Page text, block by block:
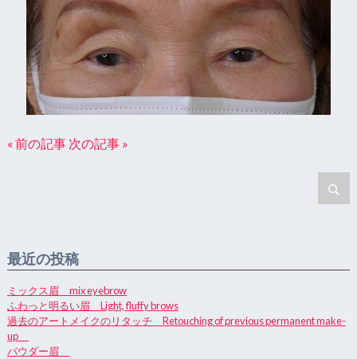
« 前の記事 次の記事 »
最近の投稿
ミックス眉 mix eyebrow
ふわっと明るい眉 Light, fluffy brows
過去のアートメイクのリタッチ Retouching of previous permanent make-
up
パウダー眉